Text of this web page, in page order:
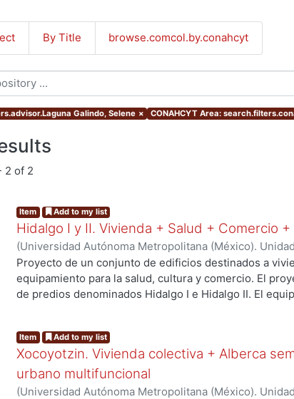
By Title browse.comcol.by.conahcyt
Galindo, Selene × CONAHCYT Area:
2 of 2
Item Add to my list
Hidalgo I y II. Vivienda + Salud + Comercio
(Universidad Autónoma Metropolitana (México).
de Servicios de Información.,2023-10)Escalona
Raymundo David
Proyecto de un conjunto de edificios destinados a
equipamiento para la salud, cultura y comercio. El
de predios denominados Hidalgo I e Hidalgo II. El
resolver el deterioro y escasez de vivienda asequible
verdes, áreas sociales, y mejorar la movilidad entre
Item Add to my list
Xocoyotzin. Vivienda colectiva + Alberca
urbano multifuncional
(Universidad Autónoma Metropolitana (México).